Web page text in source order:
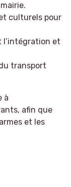
culturels pour
et
transport
à
afin que
et les